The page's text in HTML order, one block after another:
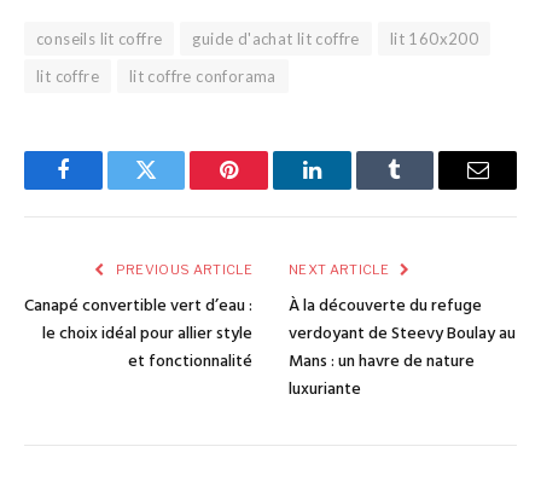
conseils lit coffre guide d'achat lit coffre
lit 160x200
lit coffre
lit coffre conforama
FacebookTwitter Pinterest LinkedInTumblr Email
PREVIOUS ARTICLE
Canapé convertible vert d’eau :
le choix idéal pour allier style
et fonctionnalité
NEXT ARTICLE
À la découverte du refuge
verdoyant de Steevy Boulay au
Mans : un havre de nature
luxuriante